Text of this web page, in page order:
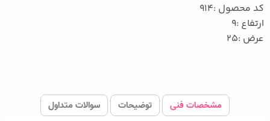
کد محصول :914
ارتفاع :9
عرض :25
مشخصات فنی توضیحات سوالات متداول